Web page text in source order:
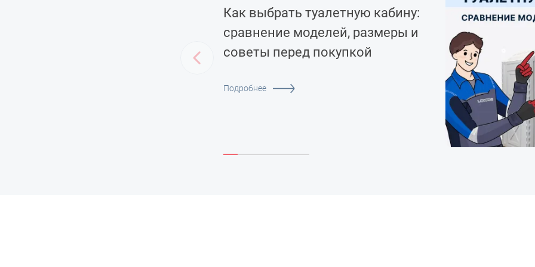
Как выбрать туалетную кабину:
сравнение моделей, размеры и
советы перед покупкой
Подробнее